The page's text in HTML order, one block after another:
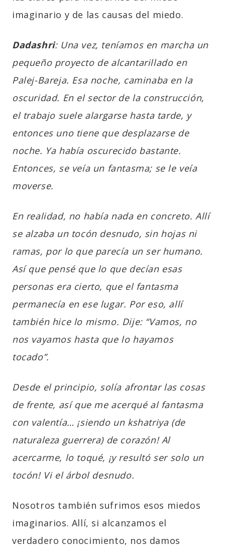
imaginario y de las causas del miedo.
Dadashri: Una vez, teníamos en marcha un
pequeño proyecto de alcantarillado en
Palej-Bareja. Esa noche, caminaba en la
oscuridad. En el sector de la construcción,
el trabajo suele alargarse hasta tarde, y
entonces uno tiene que desplazarse de
noche. Ya había oscurecido bastante.
Entonces, se veía un fantasma; se le veía
moverse.
En realidad, no había nada en concreto. Allí
se alzaba un tocón desnudo, sin hojas ni
ramas, por lo que parecía un ser humano.
Así que pensé que lo que decían esas
personas era cierto, que el fantasma
permanecía en ese lugar. Por eso, allí
también hice lo mismo. Dije: “Vamos, no
nos vayamos hasta que lo hayamos
tocado”.
Desde el principio, solía afrontar las cosas
de frente, así que me acerqué al fantasma
con valentía… ¡siendo un kshatriya (de
naturaleza guerrera) de corazón! Al
acercarme, lo toqué, ¡y resultó ser solo un
tocón! Vi el árbol desnudo.
Nosotros también sufrimos esos miedos
imaginarios. Allí, si alcanzamos el
verdadero conocimiento, nos damos